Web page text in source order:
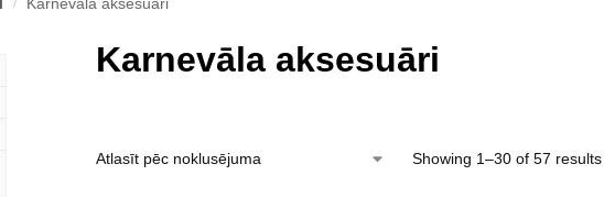
/ Karnevāla aksesuāri
Karnevāla aksesuāri
Showing 1–30 of 57 results